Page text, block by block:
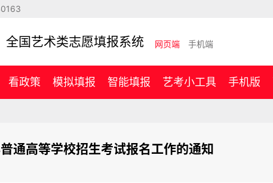
全国艺术类志愿填报系统 网页端 手机端
看政策 模拟填报 智能填报 艺考小工具 手机版
通高等学校招生考试报名工作的通知